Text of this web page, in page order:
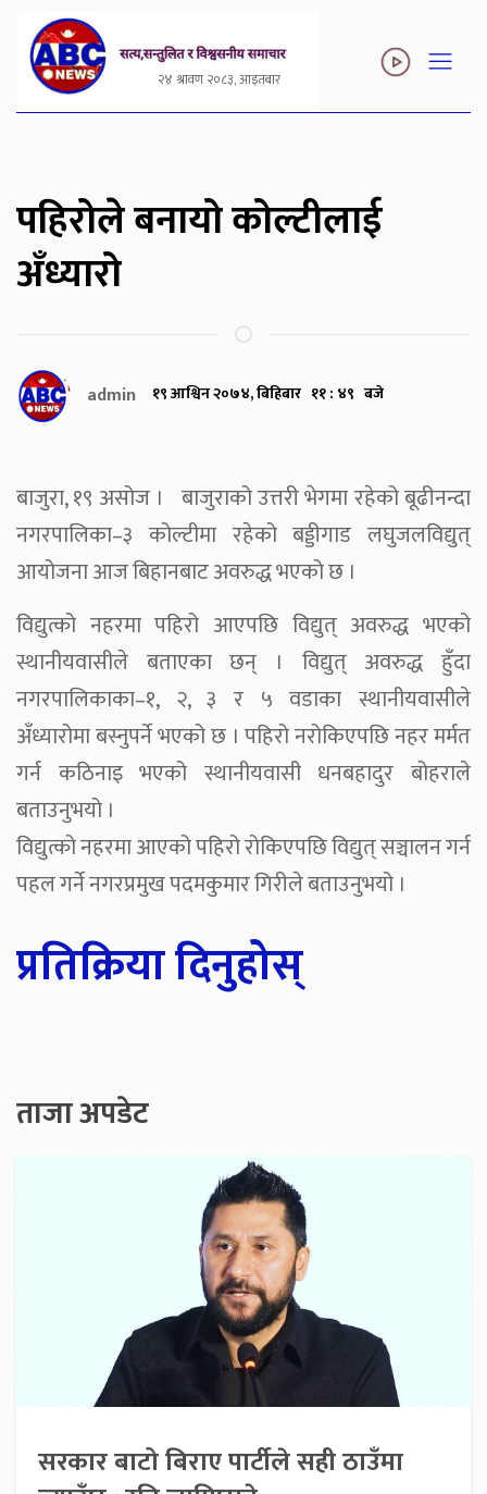
२४ श्रावण २०८३, आइतबार
पहिरोले बनायो कोल्टीलाई
अँध्यारो
admin १९ आश्विन २०७४, बिहिबार ११ : ४९ बजे
बाजुरा, १९ असोज । बाजुराको उत्तरी भेगमा रहेको बूढीनन्दा
नगरपालिका–३ कोल्टीमा रहेको बड्डीगाड लघुजलविद्युत्
आयोजना आज बिहानबाट अवरुद्ध भएको छ ।
विद्युत्को नहरमा पहिरो आएपछि विद्युत् अवरुद्ध भएको
स्थानीयवासीले बताएका छन् । विद्युत् अवरुद्ध हुँदा
नगरपालिकाका–१, २, ३ र ५ वडाका स्थानीयवासीले
अँध्यारोमा बस्नुपर्ने भएको छ । पहिरो नरोकिएपछि नहर मर्मत
गर्न कठिनाइ भएको स्थानीयवासी धनबहादुर बोहराले
बताउनुभयो ।
विद्युत्को नहरमा आएको पहिरो रोकिएपछि विद्युत् सञ्चालन गर्न
पहल गर्ने नगरप्रमुख पदमकुमार गिरीले बताउनुभयो ।
प्रतिक्रिया दिनुहोस्
ताजा अपडेट
सरकार बाटो बिराए पार्टीले सही ठाउँमा